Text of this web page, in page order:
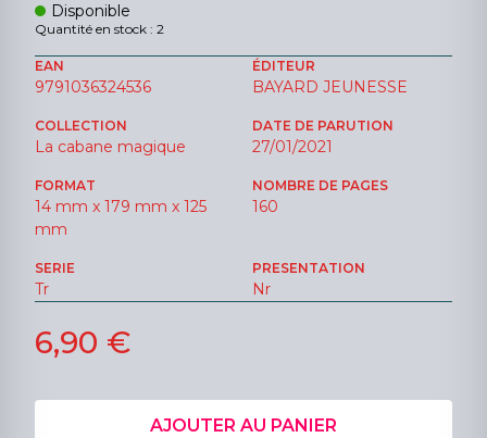
Disponible
Quantité en stock : 2
EAN
9791036324536
ÉDITEUR
BAYARD JEUNESSE
COLLECTION
La cabane magique
DATE DE PARUTION
27/01/2021
FORMAT
14 mm x 179 mm x 125
mm
NOMBRE DE PAGES
160
SERIE
Tr
PRESENTATION
Nr
6,90 €
AJOUTER AU PANIER